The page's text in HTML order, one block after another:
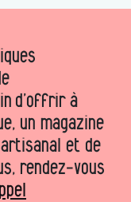
d’offrir à
un magazine
et de
rendez-vous